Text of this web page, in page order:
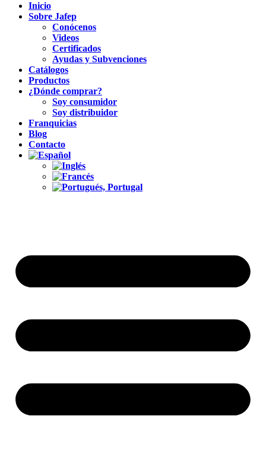
Inicio
Sobre Jafep
Conócenos
Videos
Certificados
Ayudas y Subvenciones
Catálogos
Productos
¿Dónde comprar?
Soy consumidor
Soy distribuidor
Franquicias
Blog
Contacto